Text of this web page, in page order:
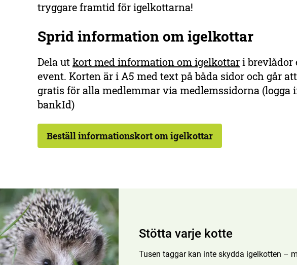
tryggare framtid för igelkottarna!
Sprid information om igelkottar
Dela utkort med information om igelkottari brevlådor
event. Korten är i A5 med text på båda sidor och går
gratis för alla medlemmar via medlemssidorna (logga
bankId)
Beställ informationskort om igelkottar
Stötta varje kotte
Tusen taggar kan inte skydda igelkotten –